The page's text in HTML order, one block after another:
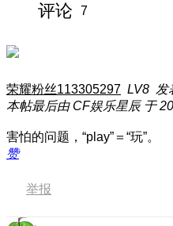
评论 7
荣耀粉丝113305297 LV8 发
本帖最后由 CF娱乐星辰 于
害怕的问题，“play”＝“玩”。
赞
举报